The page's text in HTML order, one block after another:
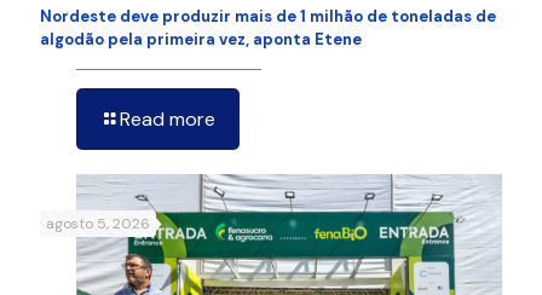
Nordeste deve produzir mais de 1 milhão de toneladas de
algodão pela primeira vez, aponta Etene
Read more
agosto 5, 2026